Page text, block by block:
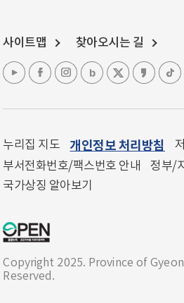
사이트맵 찾아오시는 길
누리집 지도 개인정보 처리방침
부서전화번호/팩스번호 안내
정부/
국가상징 알아보기
Copyright 2025. Province of
Reserved.